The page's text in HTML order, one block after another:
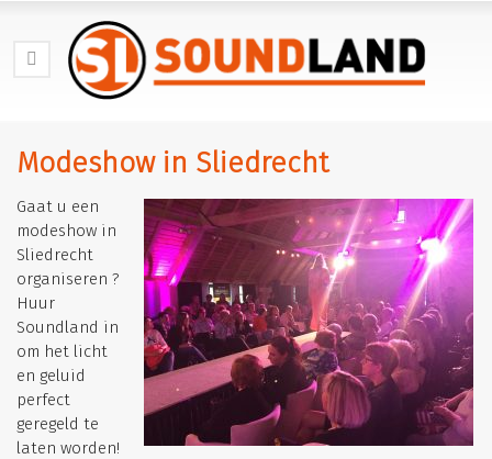
Modeshow in Sliedrecht
Gaat u een
modeshow in
Sliedrecht
organiseren ?
Huur
Soundland in
om het licht
en geluid
perfect
geregeld te
laten worden!